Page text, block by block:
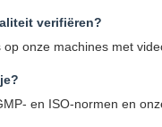
verifiëren?
onze machines met
en ISO-normen en